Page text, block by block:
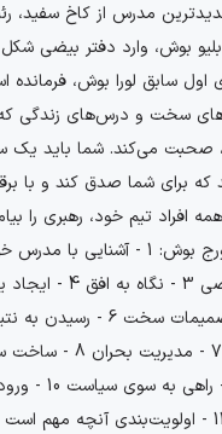
جدیدترین مدرس از کاخ سفید،
بوش، وارد دفتر بیضی شکل
اول سابق لورا بوش، فرمانده
سخت و درس‌‌های زندگی
صحبت می‌‌کند. شما باید یک
که برای شما صدق کند و با
افراد تیم خود، رهبری را
هنر دیپلماسی شخصی 3 -
قوی 5 - اتخاذ تصمیمات سخت 6 -
مسئولیت‌پذیری 7 - مدیریت
ارتباطی خود 9 - راهی به